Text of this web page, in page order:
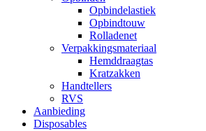
Opbindelastiek
Opbindtouw
Rolladenet
Verpakkingsmateriaal
Hemddraagtas
Kratzakken
Handtellers
RVS
Aanbieding
Disposables